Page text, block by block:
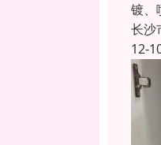
镀、
长沙
12-